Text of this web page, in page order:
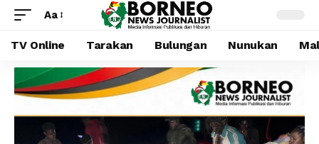
Aa
TV Online Tarakan Bulungan Nunukan